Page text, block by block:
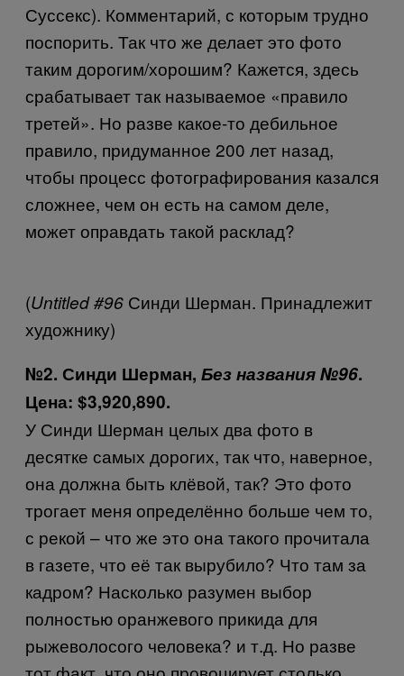
Суссекс). Комментарий, с которым трудно
поспорить. Так что же делает это фото
таким дорогим/хорошим? Кажется, здесь
срабатывает так называемое «правило
третей». Но разве какое-то дебильное
правило, придуманное 200 лет назад,
чтобы процесс фотографирования казался
сложнее, чем он есть на самом деле,
может оправдать такой расклад?
(Untitled #96 Синди Шерман. Принадлежит
художнику)
№2. Синди Шерман, Без названия №96.
Цена: $3,920,890.
У Синди Шерман целых два фото в
десятке самых дорогих, так что, наверное,
она должна быть клёвой, так? Это фото
трогает меня определённо больше чем то,
с рекой – что же это она такого прочитала
в газете, что её так вырубило? Что там за
кадром? Насколько разумен выбор
полностью оранжевого прикида для
рыжеволосого человека? и т.д. Но разве